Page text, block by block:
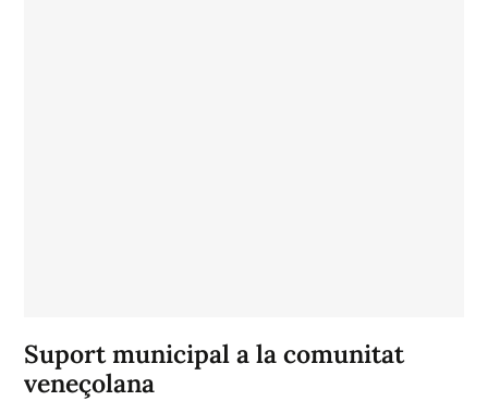
Suport municipal a la comunitat
veneçolana